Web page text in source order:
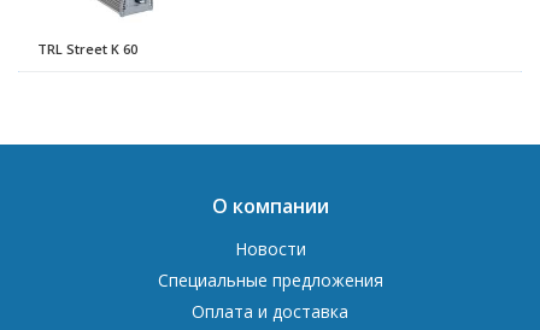
TRL Street K 60
О компании
Новости
Специальные предложения
Оплата и доставка